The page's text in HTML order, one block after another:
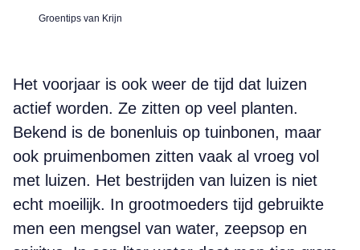
Groentips van Krijn
Het voorjaar is ook weer de tijd dat luizen
actief worden. Ze zitten op veel planten.
Bekend is de bonenluis op tuinbonen, maar
ook pruimenbomen zitten vaak al vroeg vol
met luizen. Het bestrijden van luizen is niet
echt moeilijk. In grootmoeders tijd gebruikte
men een mengsel van water, zeepsop en